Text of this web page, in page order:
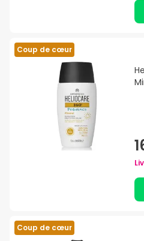
Coup de cœur
Coup de cœur